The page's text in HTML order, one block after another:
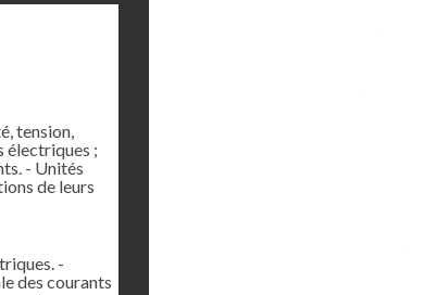
tension,
électriques ;
- Unités
de leurs
-
des courants